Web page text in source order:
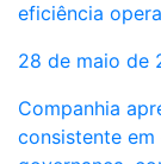
eficiência
28 de maio de
Companhia
consistente